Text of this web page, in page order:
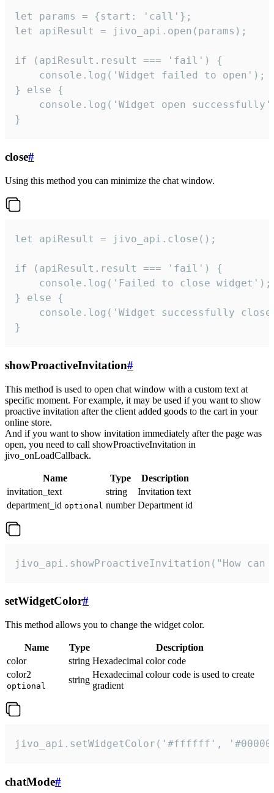
let params = {start: 'call'};
let apiResult = jivo_api.open(params);
if (apiResult.result === 'fail') {
    console.log('Widget failed to open');
} else {
console.log('Widget open
}
close#
Using this method you can minimize the chat window.
let apiResult = jivo_api.close();
if (apiResult.result === 'fail') {
    console.log('Failed to close widget');
} else {
console.log('Widget successfully
}
showProactiveInvitation#
This method is used to open chat window with a custom text at
specific moment. For example, it may be used if you want to show
proactive invitation after the client added goods to the cart in your
online store.
And if you want to show invitation immediately after the page was
open, you need to call showProactiveInvitation in
jivo_onLoadCallback.
Name Type
Description
invitation_text
string
Invitation text
department_id optional number Department id
jivo_api.showProactiveInvitation("How
setWidgetColor#
This method allows you to change the widget color.
Name Type
Description
color
string Hexadecimal color code
color2
optional
string
Hexadecimal colour code is used to create
gradient
jivo_api.setWidgetColor('#ffffff',
chatMode#